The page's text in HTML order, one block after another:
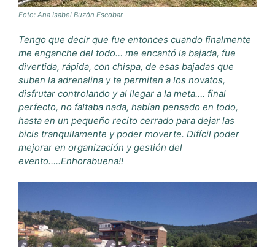
Foto: Ana Isabel Buzón Escobar
Tengo que decir que fue entonces cuando finalmente
me enganche del todo… me encantó la bajada, fue
divertida, rápida, con chispa, de esas bajadas que
suben la adrenalina y te permiten a los novatos,
disfrutar controlando y al llegar a la meta…. final
perfecto, no faltaba nada, habían pensado en todo,
hasta en un pequeño recito cerrado para dejar las
bicis tranquilamente y poder moverte. Difícil poder
mejorar en organización y gestión del
evento…..Enhorabuena!!